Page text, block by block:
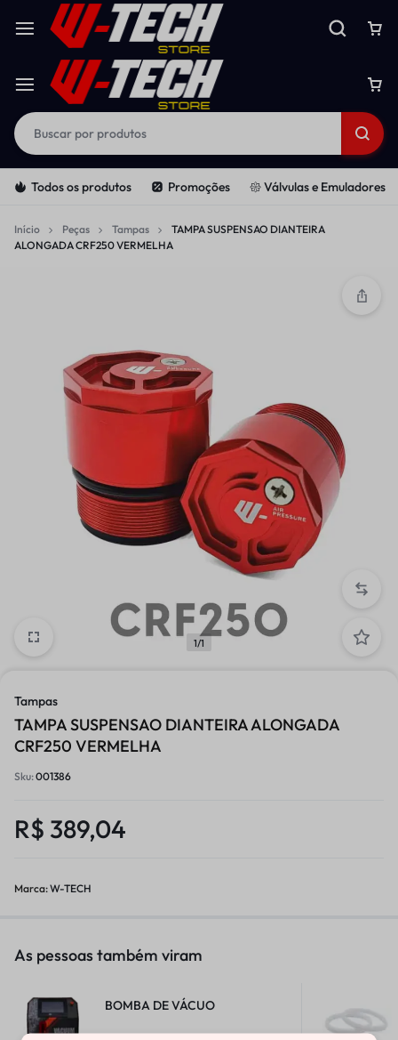
Todos os produtos Promoções 𑁍 Válvulas e Emuladores
Início Peças Tampas
TAMPA SUSPENSAO DIANTEIRA
ALONGADA CRF250 VERMELHA
1/1
Tampas
TAMPA SUSPENSAO DIANTEIRA ALONGADA
CRF250 VERMELHA
Sku:001386
R$ 389,04
Marca:W-TECH
As pessoas também viram
BOMBA DE VÁCUO